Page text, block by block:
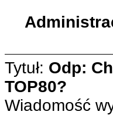
Tytuł: Odp:
TOP80?
Wiadomość